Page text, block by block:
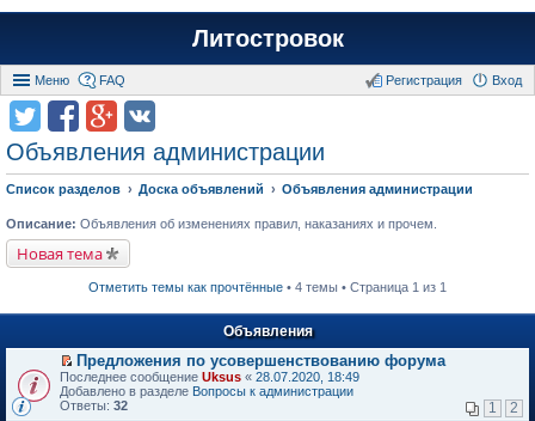
Литостровок
Меню FAQ Вход
Регистрация
Объявления администрации
Список разделов Доска объявлений Объявления администрации
Описание: Объявления об изменениях правил, наказаниях и прочем.
Новая тема
Отметить темы как прочтённые • 4 темы • Страница 1 из 1
Объявления
П
е
р
Предложения по усовершенствованию форума
Последнее сообщение Uksus « 28.07.2020, 18:49
Добавлено в разделе Вопросы к администрации
Ответы: 32 1 2